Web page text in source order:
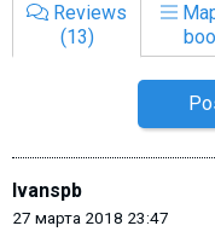
Reviews
(13)
Ivanspb
27 марта 2018 23:47